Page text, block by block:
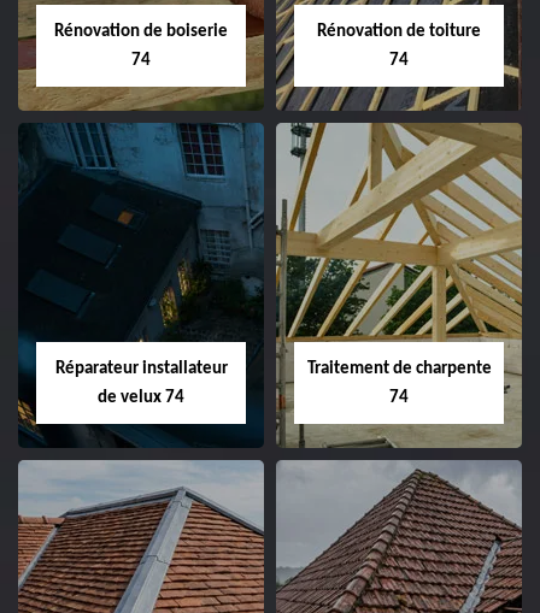
Rénovation de boiserie
74
Rénovation de toiture
74
Réparateur installateur
de velux 74
Traitement de charpente
74